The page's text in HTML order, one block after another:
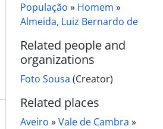
População » Homem »
Almeida, Luiz Bernardo de
Related people and
organizations
Foto Sousa (Creator)
Related places
Aveiro »Vale de Cambra »